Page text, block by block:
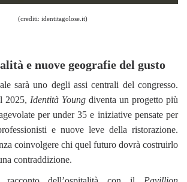
(crediti: identitagolose.it)
e nuove geografie del gusto
sarà uno degli assi centrali del congresso.
2025, Identità Young diventa un progetto più
per under 35 e iniziative pensate per
e nuove leve della ristorazione.
coinvolgere chi quel futuro dovrà costruirlo
contraddizione.